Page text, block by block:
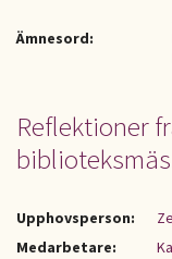
Ämnesord:
Reflektioner
Upphovsperson:
Medarbetare: